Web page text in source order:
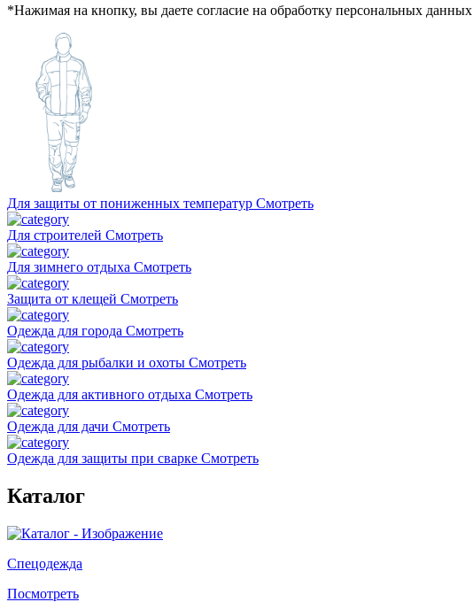
*Нажимая на кнопку, вы даете согласие на обработку персональных данных
Для защиты от пониженных температур Смотреть
Для строителей Смотреть
Для зимнего отдыха Смотреть
Защита от клещей Смотреть
Одежда для города Смотреть
Одежда для рыбалки и охоты Смотреть
Одежда для активного отдыха Смотреть
Одежда для дачи Смотреть
Одежда для защиты при сварке Смотреть
Каталог
Спецодежда
Посмотреть